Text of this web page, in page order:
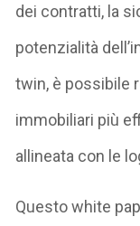
dei contratti, la
potenzialità
twin, è possibile
immobiliari più
allineata con le
Questo white